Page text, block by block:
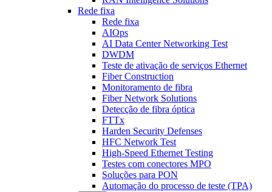
Rede fixa
Rede fixa
AIOps
AI Data Center Networking Test
DWDM
Teste de ativação de serviços Ethernet
Fiber Construction
Monitoramento de fibra
Fiber Network Solutions
Detecção de fibra óptica
FTTx
Harden Security Defenses
HFC Network Test
High-Speed Ethernet Testing
Testes com conectores MPO
Soluções para PON
Automação do processo de teste (TPA)